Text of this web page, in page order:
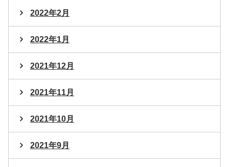
2022年2月
2022年1月
2021年12月
2021年11月
2021年10月
2021年9月